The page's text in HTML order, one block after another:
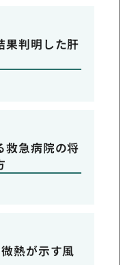
果判明した肝
救急病院の将
熱が示す風